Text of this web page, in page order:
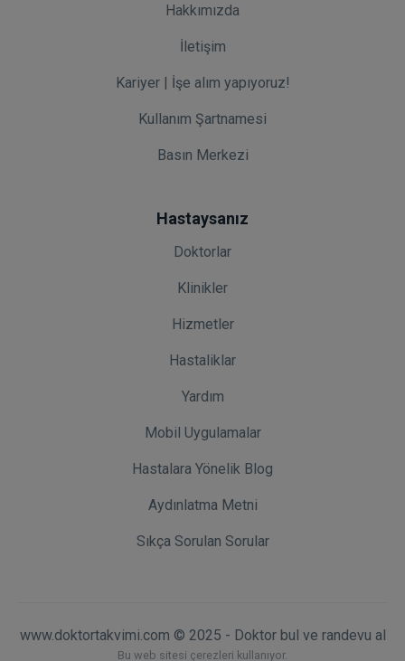
Hakkımızda
İletişim
Kariyer | İşe alım yapıyoruz!
Kullanım Şartnamesi
Basın Merkezi
Hastaysanız
Doktorlar
Klinikler
Hizmetler
Hastaliklar
Yardım
Mobil Uygulamalar
Hastalara Yönelik Blog
Aydınlatma Metni
Sıkça Sorulan Sorular
www.doktortakvimi.com © 2025 - Doktor bul ve randevu al
Bu web sitesi çerezleri kullanıyor.